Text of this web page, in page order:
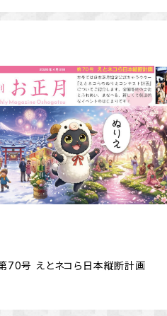
【PDF】第70号 えとネコら日本縦断計画